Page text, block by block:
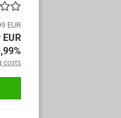
EUR
costs